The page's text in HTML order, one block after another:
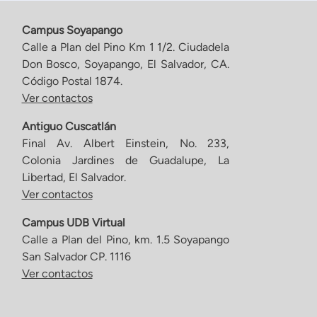
Campus Soyapango
Calle a Plan del Pino Km 1 1/2. Ciudadela
Don Bosco, Soyapango, El Salvador, CA.
Código Postal 1874.
Ver contactos
Antiguo Cuscatlán
Final Av. Albert Einstein, No. 233,
Colonia Jardines de Guadalupe, La
Libertad, El Salvador.
Ver contactos
Campus UDB Virtual
Calle a Plan del Pino, km. 1.5 Soyapango
San Salvador CP. 1116
Ver contactos